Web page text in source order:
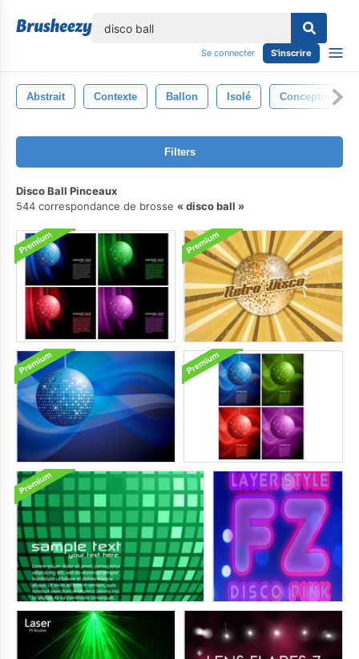
Se connecter S'inscrire
Abstrait Contexte Ballon Isolé Conception
Filters
Disco Ball Pinceaux
544 correspondance de brosse
disco ball